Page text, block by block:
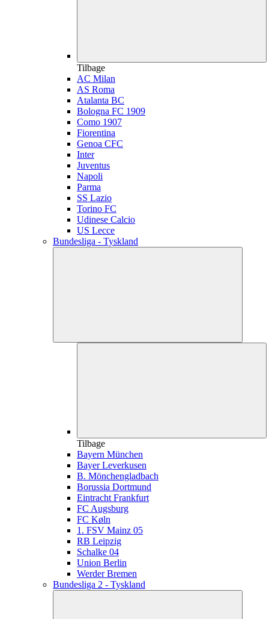
Tilbage
AC Milan
AS Roma
Atalanta BC
Bologna FC 1909
Como 1907
Fiorentina
Genoa CFC
Inter
Juventus
Napoli
Parma
SS Lazio
Torino FC
Udinese Calcio
US Lecce
Bundesliga - Tyskland
Tilbage
Bayern München
Bayer Leverkusen
B. Mönchengladbach
Borussia Dortmund
Eintracht Frankfurt
FC Augsburg
FC Køln
1. FSV Mainz 05
RB Leipzig
Schalke 04
Union Berlin
Werder Bremen
Bundesliga 2 - Tyskland